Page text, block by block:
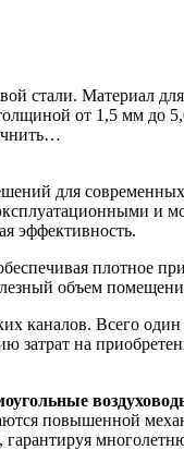
стали. Материал
толщиной от 1,5
для
и
эффективность.
плотное
объем
каналов. Всего один
затрат на
повышенной